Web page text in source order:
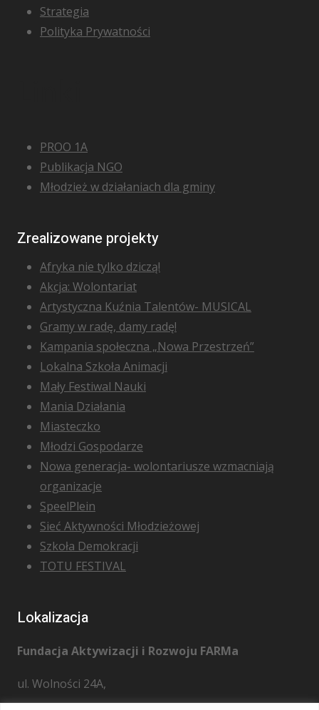
Strategia
Polityka Prywatności
PROO 1A
Publikacja NGO
Młodzież w działaniach dla gminy
Zrealizowane projekty
Afryka nie tylko dziczą!
Akcja: Wolontariat
Artystyczna Kuźnia Talentów- MUSICAL
Gramy w radę, damy radę!
Kampania społeczna „Nowa Przestrzeń”
Lokalna Szkoła Animacji
Mały Festiwal Nauki
Mania Działania
Miasteczko
Młodzi Gospodarze
Nowa generacja- wolontariusze wzmacniają
organizacje
SpeelPlein
Sieć Aktywności Młodzieżowej
Szkoła Demokracji
TOTU FESTIVAL
Lokalizacja
Fundacja Aktywizacji i Rozwoju FARMa
ul. Wolności 24A,